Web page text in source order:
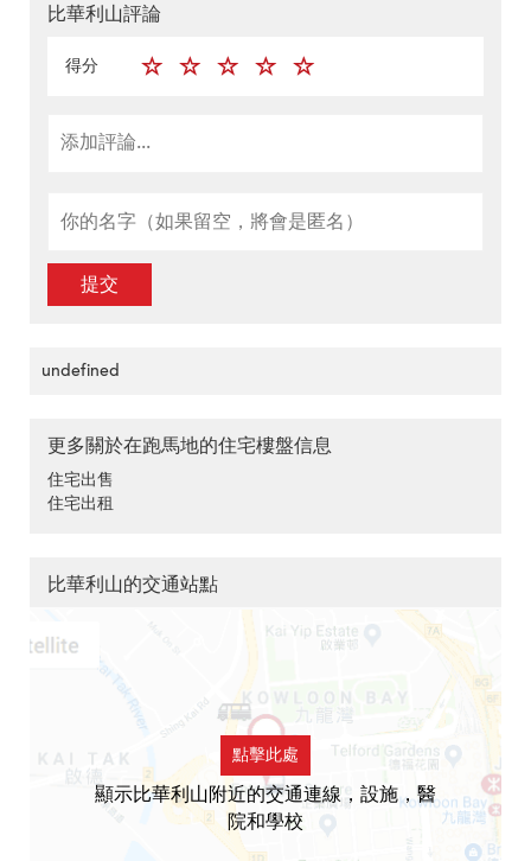
比華利山評論
得分
提交
undefined
更多關於在跑馬地的住宅樓盤信息
住宅出售
住宅出租
比華利山的交通站點
點擊此處
顯示比華利山附近的交通連線，設施，醫
院和學校